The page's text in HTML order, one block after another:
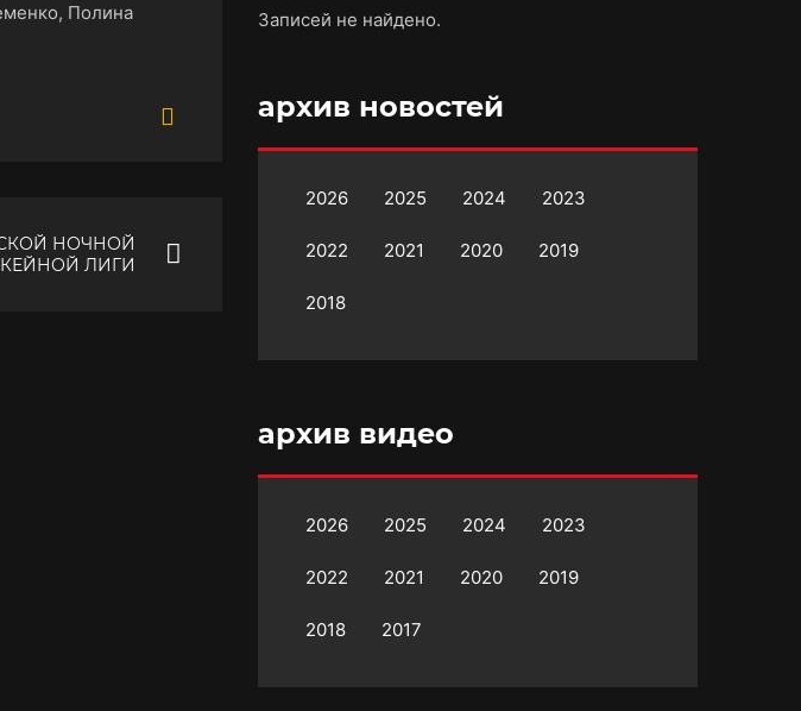
Полина
НОЧНОЙ
ЛИГИ
Записей не найдено.
архив новостей
2026 2025 2024 2023
2022 2021 2020 2019
2018
архив видео
2026 2025 2024 2023
2022 2021 2020 2019
2018 2017